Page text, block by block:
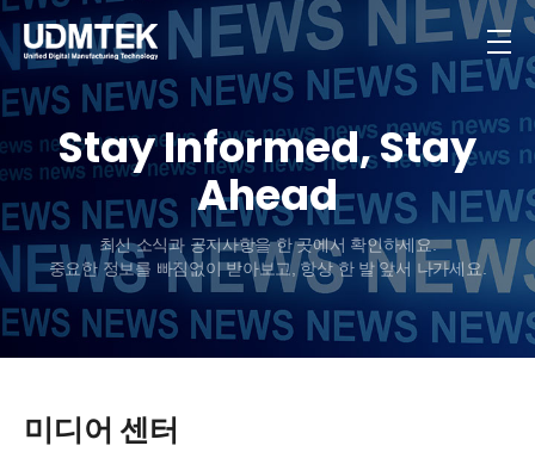
Stay Informed, Stay
Ahead
최신 소식과 공지사항을 한 곳에서 확인하세요.
중요한 정보를 빠짐없이 받아보고, 항상 한 발 앞서 나가세요.
미디어 센터